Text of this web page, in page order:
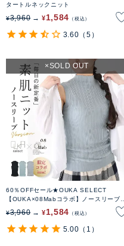
タートルネックニット
¥3,960 ¥1,584 税込
3.60 （5）
60％OFFセール★OUKA SELECT
【OUKA×08Mabコラボ】ノースリーブ素
¥3,960 ¥1,584 税込
SOLD OUT
5.00 （1）